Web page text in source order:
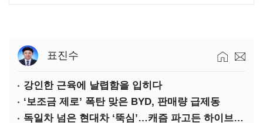
표진수
강인한 근육에 날렵함을 입히다
‘보조금 제로’ 폭탄 맞은 BYD, 판매량 급제동
독일차 넘은 현대차 ‘뚝심’…캐즘 파고든 하이브리드 역전극